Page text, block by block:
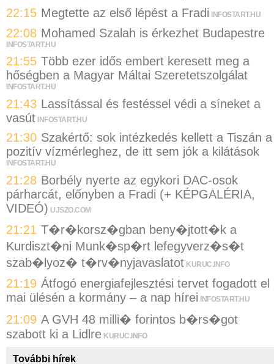
22:15 Megtette az első lépést a Fradi INFOSTART.HU
22:08 Mohamed Szalah is érkezhet Budapestre
INFOSTART.HU
21:55 Több ezer idős embert keresett meg a
hőségben a Magyar Máltai Szeretetszolgálat
INFOSTART.HU
21:43 Lassítással és festéssel védi a síneket a
vasút INFOSTART.HU
21:30 Szakértő: sok intézkedés kellett a Tiszán a
pozitív vízmérleghez, de itt sem jók a kilátások
INFOSTART.HU
21:28 Borbély nyerte az egykori DAC-osok
párharcát, előnyben a Fradi (+ KÉPGALÉRIA,
VIDEÓ) UJSZO.COM
21:21 T�r�korsz�gban beny�jtott�k a
Kurdiszt�ni Munk�sp�rt lefegyverz�s�t
szab�lyoz� t�rv�nyjavaslatot KURUC.INFO
21:19 Átfogó energiafejlesztési tervet fogadott el
mai ülésén a kormány – a nap hírei
INFOSTART.HU
21:09 A GVH 48 milli� forintos b�rs�got
szabott ki a Lidlre KURUC.INFO
További hírek